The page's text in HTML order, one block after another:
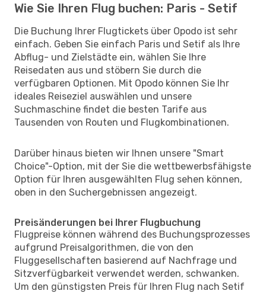
Wie Sie Ihren Flug buchen: Paris - Setif
Die Buchung Ihrer Flugtickets über Opodo ist sehr
einfach. Geben Sie einfach Paris und Setif als Ihre
Abflug- und Zielstädte ein, wählen Sie Ihre
Reisedaten aus und stöbern Sie durch die
verfügbaren Optionen. Mit Opodo können Sie Ihr
ideales Reiseziel auswählen und unsere
Suchmaschine findet die besten Tarife aus
Tausenden von Routen und Flugkombinationen.
Darüber hinaus bieten wir Ihnen unsere "Smart
Choice"-Option, mit der Sie die wettbewerbsfähigste
Option für Ihren ausgewählten Flug sehen können,
oben in den Suchergebnissen angezeigt.
Preisänderungen bei Ihrer Flugbuchung
Flugpreise können während des Buchungsprozesses
aufgrund Preisalgorithmen, die von den
Fluggesellschaften basierend auf Nachfrage und
Sitzverfügbarkeit verwendet werden, schwanken.
Um den günstigsten Preis für Ihren Flug nach Setif